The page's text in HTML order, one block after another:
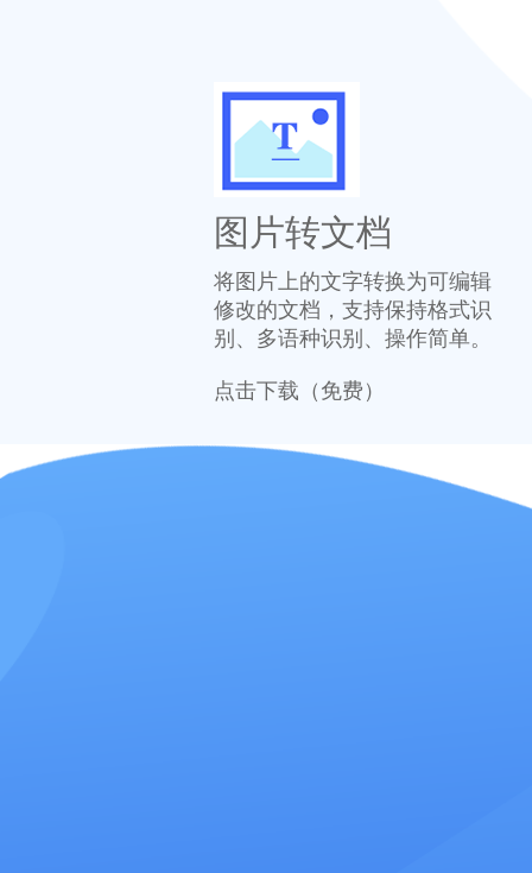
图片转文档
将图片上的文字转换为可编辑
修改的文档，支持保持格式识
别、多语种识别、操作简单。
点击下载（免费）